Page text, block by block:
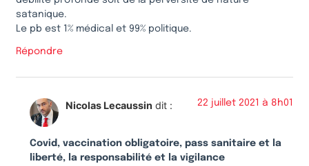
satanique.
Le pb est 1% médical et 99% politique.
Répondre
Nicolas Lecaussin dit : 22 juillet 2021 à 8h01
Covid, vaccination obligatoire, pass sanitaire et la
liberté, la responsabilité et la vigilance